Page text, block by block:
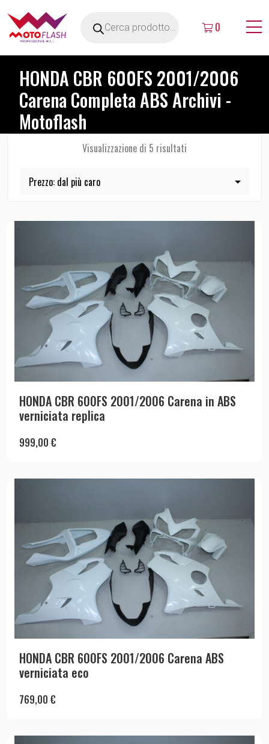
0
HONDA CBR 600FS 2001/2006
Carena Completa ABS Archivi -
Motoflash
Visualizzazione di 5 risultati
HONDA CBR 600FS 2001/2006 Carena in ABS
verniciata replica
999,00 €
HONDA CBR 600FS 2001/2006 Carena ABS
verniciata eco
769,00 €